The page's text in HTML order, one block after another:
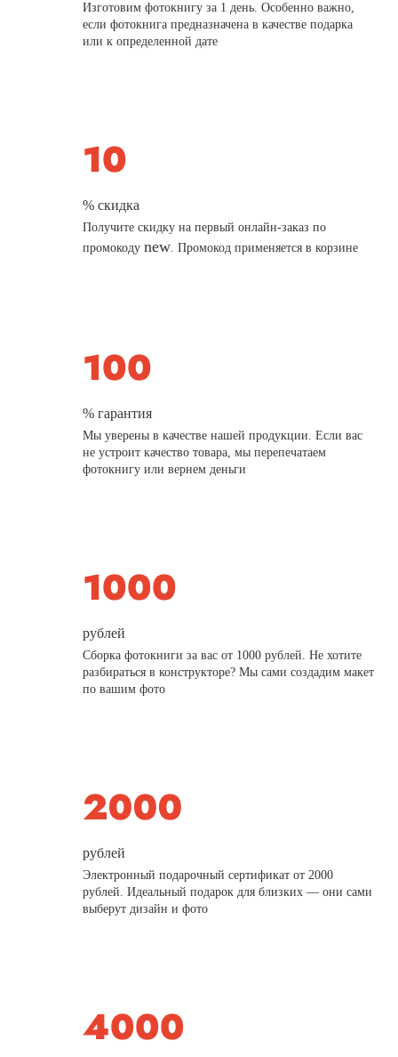
Изготовим фотокнигу за 1 день. Особенно важно,
если фотокнига предназначена в качестве подарка
или к определенной дате
% скидка
Получите скидку на первый онлайн-заказ по
промокодуnew. Промокод применяется в корзине
% гарантия
Мы уверены в качестве нашей продукции. Если вас
не устроит качество товара, мы перепечатаем
фотокнигу или вернем деньги
рублей
Сборка фотокниги за вас от 1000 рублей. Не хотите
разбираться в конструкторе? Мы сами создадим макет
по вашим фото
рублей
Электронный подарочный сертификат от 2000
рублей. Идеальный подарок для близких — они сами
выберут дизайн и фото